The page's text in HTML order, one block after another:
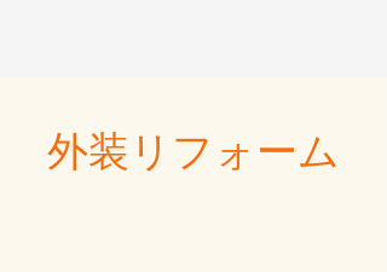
外装リフォーム